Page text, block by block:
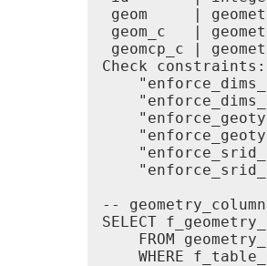
geom     |
geom_c   |
geomcp_c |
Check constraints:
--
SELECT
FROM
WHERE